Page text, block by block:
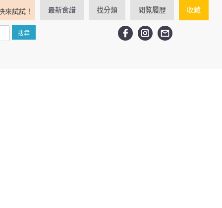
來試試！ 最新食譜 找分類 閲覧履歴 收藏